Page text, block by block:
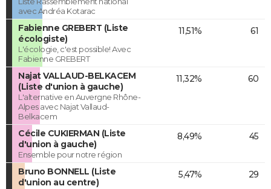
avec Andréa Kotarac
Fabienne GREBERT (Liste
écologiste)
L'écologie, c'est possible! Avec
Fabienne GREBERT
11,51% 61
Najat VALLAUD-BELKACEM
(Liste d'union à gauche)
L'alternative en Auvergne Rhône-
Alpes avec Najat Vallaud-
Belkacem
11,32% 60
Cécile CUKIERMAN (Liste
d'union à gauche)
Ensemble pour notre région
8,49% 45
Bruno BONNELL (Liste
d'union au centre)
5,47% 29